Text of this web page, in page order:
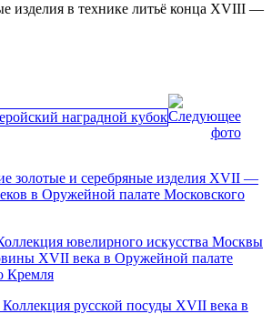
изделия в технике литьё конца XVIII —
золотые и серебряные изделия XVII —
в Оружейной палате Московского
ювелирного искусства Москвы
XVII века в Оружейной палате
Кремля
русской посуды XVII века в